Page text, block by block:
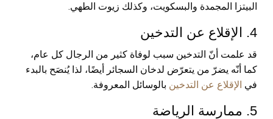
البيتزا المجمدة والبسكويت، وكذلك زيوت الطهي.
4. الإقلاع عن التدخين
قد علمت أنّ التدخين سبب لوفاة كثير من الرجال كل عام،
كما أنّه يضرّ من يتعرّض لدخان السجائر أيضًا، لذا يُنصَح بالبدء
في الإقلاع عن التدخين بالوسائل المعروفة.
5. ممارسة الرياضة